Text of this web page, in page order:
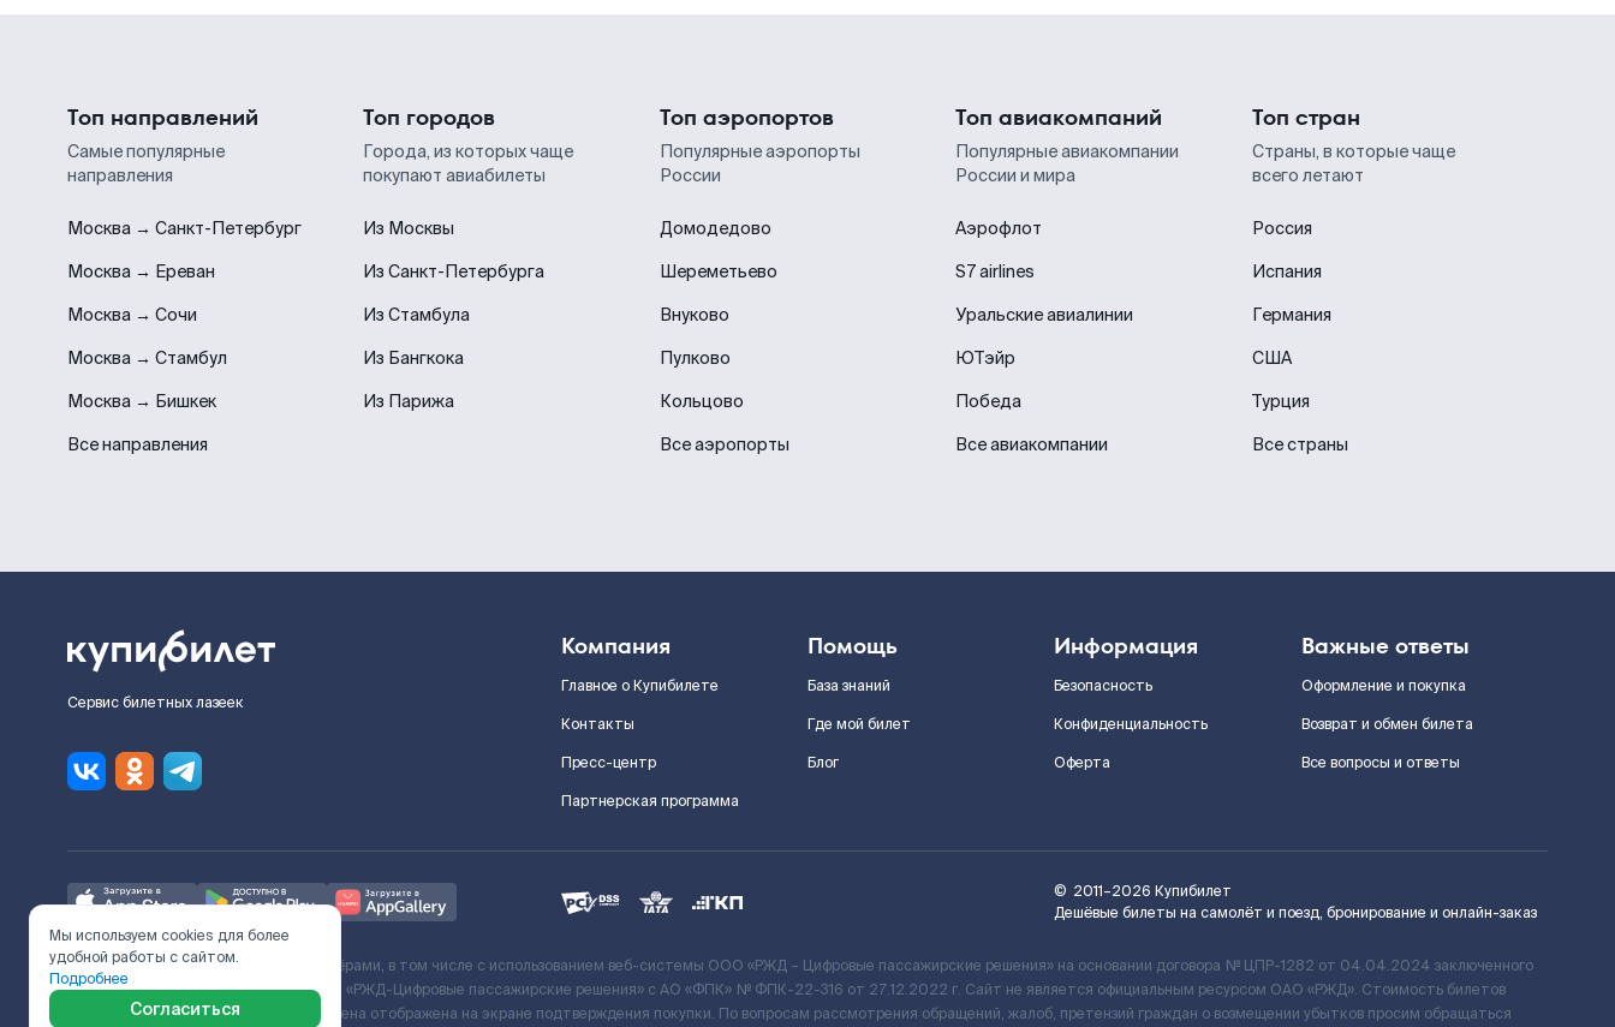
Топ направлений
Самые популярные
направления
Москва → Санкт-Петербург
Москва → Ереван
Москва → Сочи
Москва → Стамбул
Москва → Бишкек
Все направления
Топ городов
Города, из которых чаще
покупают авиабилеты
Из Москвы
Из Санкт-Петербурга
Из Стамбула
Из Бангкока
Из Парижа
Топ аэропортов
Популярные аэропорты
России
Домодедово
Шереметьево
Внуково
Пулково
Кольцово
Все аэропорты
Топ авиакомпаний
Популярные авиакомпании
России и мира
Аэрофлот
S7 airlines
Уральские авиалинии
ЮТэйр
Победа
Все авиакомпании
Топ стран
Страны, в которые чаще
всего летают
Россия
Испания
Германия
США
Турция
Все страны
Сервис билетных лазеек
Компания
Главное о Купибилете
Контакты
Пресс-центр
Партнерская программа
Помощь
База знаний
Где мой билет
Блог
Информация
Безопасность
Конфиденциальность
Оферта
Важные ответы
Оформление и покупка
Возврат и обмен билета
Все вопросы и ответы
© 2011–2026 Купибилет
Дешёвые билеты на самолёт и поезд, бронирование и онлайн-заказ
Ж/Д билеты предоставляются партнёрами, в том числе с использованием веб-системы ООО «РЖД – Цифровые пассажирские решения» на основании договора № ЦПР-1282 от 04.04.2024 заключенного
с Поставщиком услуг и Договора ООО «РЖД-Цифровые пассажирские решения» c АО «ФПК» № ФПК-22-316 от 27.12.2022 г. Сайт не является официальным ресурсом ОАО «РЖД». Стоимость билетов
включает сервисный сбор. Итоговая цена отображена на экране подтверждения покупки. По вопросам рассмотрения обращений, жалоб, претензий граждан о возмещении убытков просим обращаться
Мы используем cookies для более
удобной работы с сайтом.
Подробнее
Согласиться